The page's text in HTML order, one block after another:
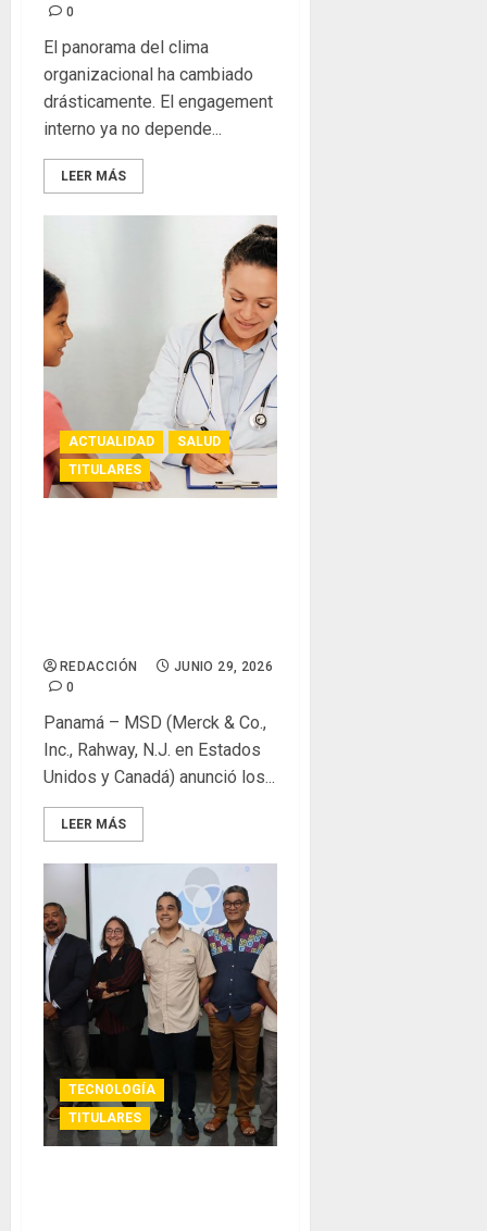
0
El panorama del clima
organizacional ha cambiado
drásticamente. El engagement
interno ya no depende...
LEER MÁS
ACTUALIDAD
SALUD
TITULARES
REDACCIÓN
JUNIO 29, 2026
0
Panamá – MSD (Merck & Co.,
Inc., Rahway, N.J. en Estados
Unidos y Canadá) anunció los...
LEER MÁS
TECNOLOGÍA
TITULARES